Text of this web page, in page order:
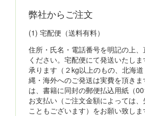
弊社からご注文
(1) 宅配便（送料有料）
住所・氏名・電話番号を明記の上
ください。宅配便にて発送いたし
承ります（２kg以上のもの、北海
縄・海外へのご発送は実費を頂き
は、書籍に同封の郵便払込用紙（
お支払い（ご注文金額によっては
こともございます）をお願い致しま